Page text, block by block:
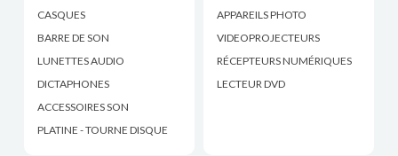
CASQUES
BARRE DE SON
LUNETTES AUDIO
DICTAPHONES
ACCESSOIRES SON
PLATINE - TOURNE DISQUE
APPAREILS PHOTO
VIDEOPROJECTEURS
RÉCEPTEURS NUMÉRIQUES
LECTEUR DVD